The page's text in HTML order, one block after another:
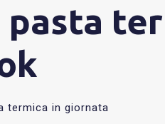
pasta
termica in giornata